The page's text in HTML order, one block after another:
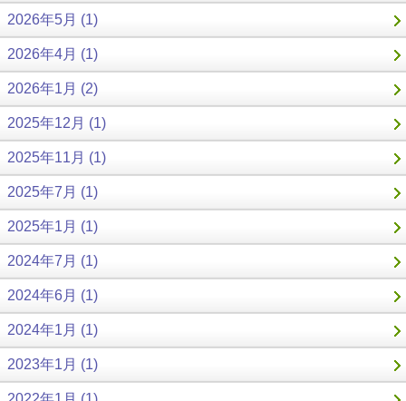
2026年5月 (1)
2026年4月 (1)
2026年1月 (2)
2025年12月 (1)
2025年11月 (1)
2025年7月 (1)
2025年1月 (1)
2024年7月 (1)
2024年6月 (1)
2024年1月 (1)
2023年1月 (1)